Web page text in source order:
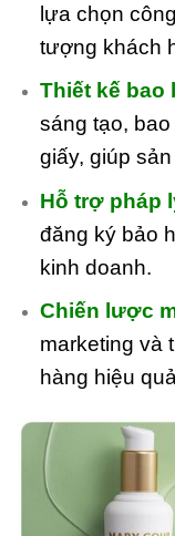
lựa chọn
tượng khách
Thiết kế bao
sáng tạo,
giấy, giúp
Hỗ trợ pháp
đăng ký bảo
kinh doanh.
Chiến lược
marketing và
hàng hiệu